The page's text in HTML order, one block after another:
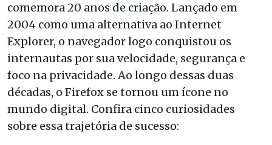
comemora 20 anos de criação. Lançado em
2004 como uma alternativa ao Internet
Explorer, o navegador logo conquistou os
internautas por sua velocidade, segurança e
foco na privacidade. Ao longo dessas duas
décadas, o Firefox se tornou um ícone no
mundo digital. Confira cinco curiosidades
sobre essa trajetória de sucesso: